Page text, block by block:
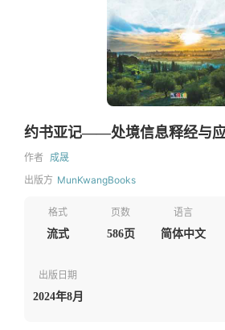
约书亚记——处境信息释经与
作者 成晟
出版方 MunKwangBooks
格式
流式
页数
586页
语言
简体中文
出版日期
2024年8月